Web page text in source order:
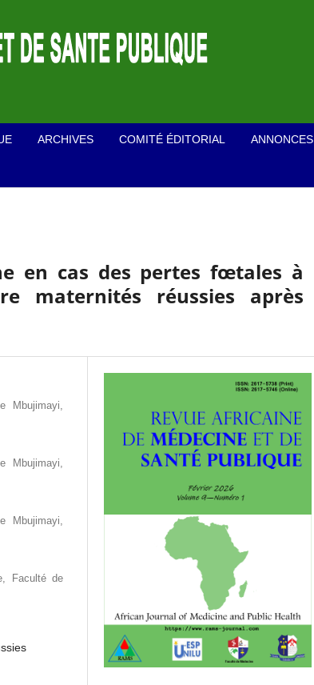
ARCHIVES COMITÉ ÉDITORIAL ANNONCES
en cas des pertes fœtales à
maternités réussies après
Mbujimayi,
Mbujimayi,
Mbujimayi,
Faculté de